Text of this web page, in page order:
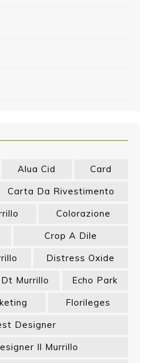
Alua Cid
Card
Carta Da Rivestimento
Colorazione
Crop A Dile
Distress Oxide
Dt Murrillo
Echo Park
Florileges
Designer
Il Murrillo